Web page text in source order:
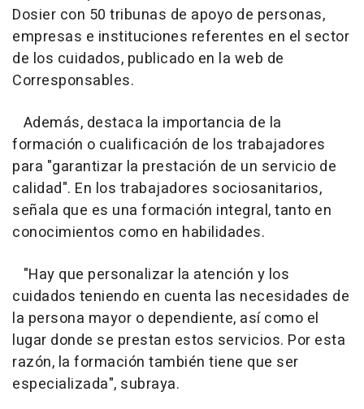
Dosier con 50 tribunas de apoyo de personas,
empresas e instituciones referentes en el sector
de los cuidados, publicado en la web de
Corresponsables.
Además, destaca la importancia de la
formación o cualificación de los trabajadores
para "garantizar la prestación de un servicio de
calidad". En los trabajadores sociosanitarios,
señala que es una formación integral, tanto en
conocimientos como en habilidades.
"Hay que personalizar la atención y los
cuidados teniendo en cuenta las necesidades de
la persona mayor o dependiente, así como el
lugar donde se prestan estos servicios. Por esta
razón, la formación también tiene que ser
especializada", subraya.